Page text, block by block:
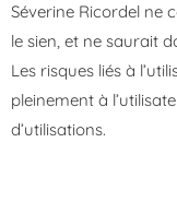
Séverine Ricordel ne
le sien, et ne saurait
Les risques liés à
pleinement à
d’utilisations.